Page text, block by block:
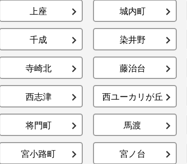
上座 城内町
千成 染井野
寺崎北 藤治台
西志津 西ユーカリが丘
将門町 馬渡
宮小路町 宮ノ台